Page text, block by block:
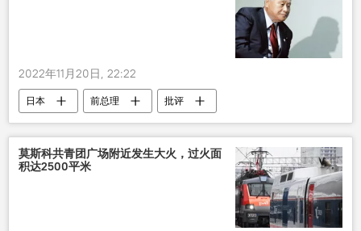
2022年11月20日, 22:22
日本 前总理
批评
泽连斯基
莫斯科共青团广场附近发生大火，过火面
积达2500平米